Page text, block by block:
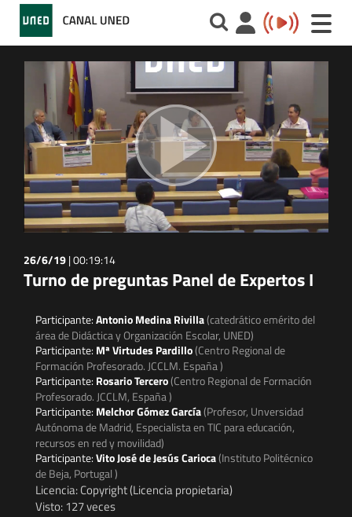
Toggle
26/6/19|00:19:14
Turno de preguntas Panel de Expertos I
Participante:Antonio Medina Rivilla(catedrático emérito del
área de Didáctica y Organización Escolar, UNED)
Participante: Mª Virtudes Pardillo(Centro Regional de
Formación Profesorado. JCCLM. España )
Participante: Rosario Tercero(Centro Regional de Formación
Profesorado. JCCLM, España )
Participante: Melchor Gómez García(Profesor, Unversidad
Autónoma de Madrid, Especialista en TIC para educación,
recursos en red y movilidad)
Participante:Vito José de Jesús Carioca(Instituto Politécnico
de Beja, Portugal )
Licencia: Copyright (Licencia propietaria)
Visto: 127 veces